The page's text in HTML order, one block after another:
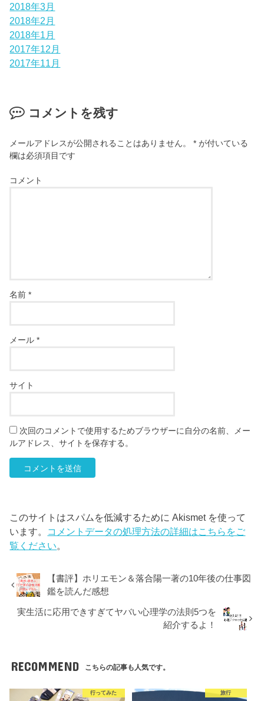
2018年3月
2018年2月
2018年1月
2017年12月
2017年11月
コメントを残す
メールアドレスが公開されることはありません。 * が付いている
欄は必須項目です
コメント
名前*
メール*
サイト
次回のコメントで使用するためブラウザーに自分の名前、メー
ルアドレス、サイトを保存する。
このサイトはスパムを低減するために Akismet を使って
います。 コメントデータの処理方法の詳細はこちらをご
覧ください。
【書評】ホリエモン＆落合陽一著の10年後の仕事図
鑑を読んだ感想
実生活に応用できすぎてヤバい心理学の法則5つを
紹介するよ！
RECOMMEND こちらの記事も人気です。
行ってみた 旅行